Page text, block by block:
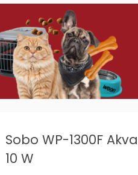
Sobo WP-1300F
10 W